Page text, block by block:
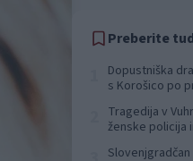
Preberite
Dopustniška
s Korošico po
Tragedija v
ženske policija
Slovenjgradčan